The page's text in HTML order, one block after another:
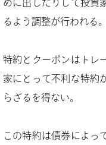
めに出したりして投資
るよう調整が行われる。
特約とクーポンはトレ
家にとって不利な特約
らざるを得ない。
この特約は債券によっ